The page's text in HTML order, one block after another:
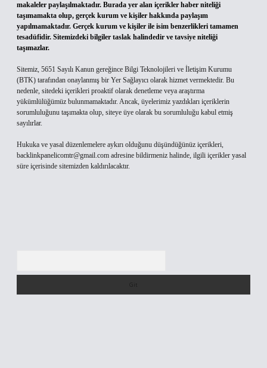
makaleler paylaşılmaktadır. Burada yer alan içerikler haber niteliği
taşımamakta olup, gerçek kurum ve kişiler hakkında paylaşım
yapılmamaktadır. Gerçek kurum ve kişiler ile isim benzerlikleri tamamen
tesadüfidir. Sitemizdeki bilgiler taslak halindedir ve tavsiye niteliği
taşımazlar.
Sitemiz, 5651 Sayılı Kanun gereğince Bilgi Teknolojileri ve İletişim Kurumu
(BTK) tarafından onaylanmış bir Yer Sağlayıcı olarak hizmet vermektedir. Bu
nedenle, sitedeki içerikleri proaktif olarak denetleme veya araştırma
yükümlülüğümüz bulunmamaktadır. Ancak, üyelerimiz yazdıkları içeriklerin
sorumluluğunu taşımakta olup, siteye üye olarak bu sorumluluğu kabul etmiş
sayılırlar.
Hukuka ve yasal düzenlemelere aykırı olduğunu düşündüğünüz içerikleri,
backlinkpanelicomtr@gmail.com adresine bildirmeniz halinde, ilgili içerikler yasal
süre içerisinde sitemizden kaldırılacaktır.